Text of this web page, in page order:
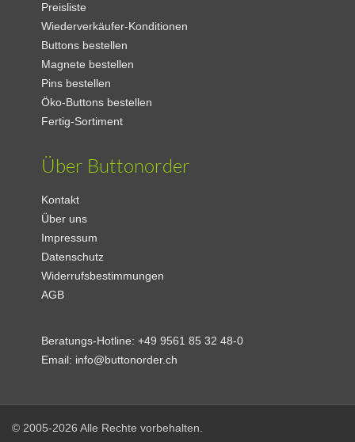
Preisliste
Wiederverkäufer-Konditionen
Buttons bestellen
Magnete bestellen
Pins bestellen
Öko-Buttons bestellen
Fertig-Sortiment
Über Buttonorder
Kontakt
Über uns
Impressum
Datenschutz
Widerrufsbestimmungen
AGB
Beratungs-Hotline:+49 9561 85 32 48-0
Email: info@buttonorder.ch
© 2005-2026 Alle Rechte vorbehalten.